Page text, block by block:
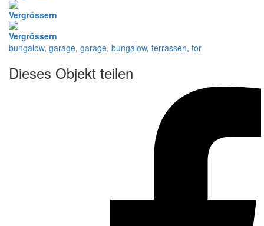
Vergrössern
Vergrössern
bungalow, garage, garage, bungalow, terrassen, tor
Dieses Objekt teilen